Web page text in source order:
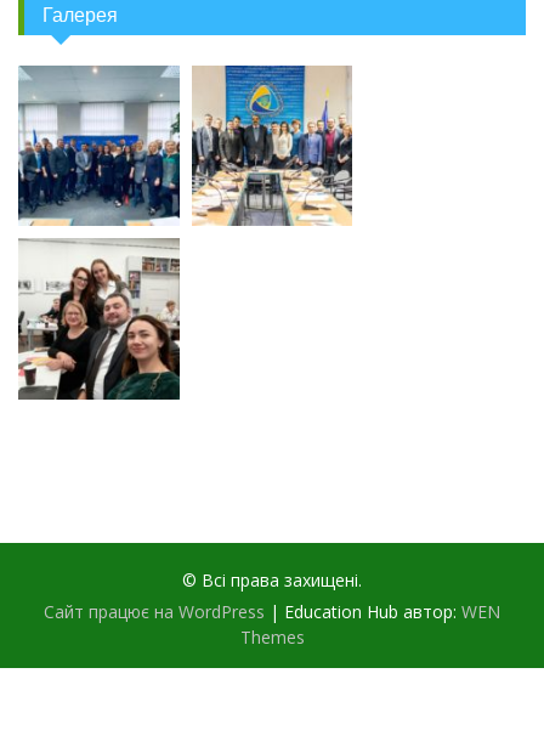
Галерея
© Всі права захищені.
Сайт працює на WordPress | Education Hub автор: WEN
Themes